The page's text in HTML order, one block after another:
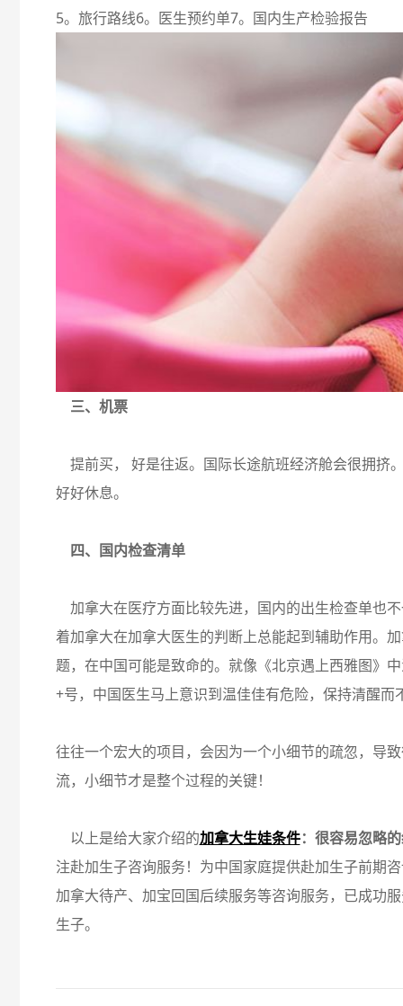
5。旅行路线6。医生预约单7。国内生产检验报告
三、机票
提前买， 好是往返。国际长途航班经济舱会很拥挤
好好休息。
四、国内检查清单
加拿大在医疗方面比较先进，国内的出生检查单也
着加拿大在加拿大医生的判断上总能起到辅助作用。
题，在中国可能是致命的。就像《北京遇上西雅图》
+号，中国医生马上意识到温佳佳有危险，保持清醒而
往往一个宏大的项目，会因为一个小细节的疏忽，导
流，小细节才是整个过程的关键！
以上是给大家介绍的加拿大生娃条件：很容易忽略
注赴加生子咨询服务！为中国家庭提供赴加生子前期
加拿大待产、加宝回国后续服务等咨询服务，已成功
生子。